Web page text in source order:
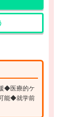
◆医療的ケ
能◆就学前